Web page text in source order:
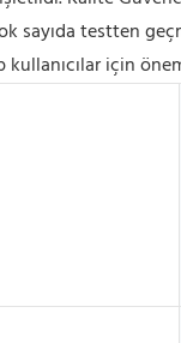
sayıda testten
için